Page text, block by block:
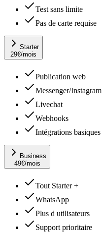
Test sans limite
Pas de carte requise
Starter
29€/mois
Publication web
Messenger/Instagram
Livechat
Webhooks
Intégrations basiques
Business
49€/mois
Tout Starter +
WhatsApp
Plus d utilisateurs
Support prioritaire